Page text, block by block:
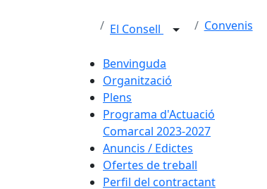
El Consell Convenis
Benvinguda
Organització
Plens
Programa d'Actuació
Comarcal 2023-2027
Anuncis / Edictes
Ofertes de treball
Perfil del contractant